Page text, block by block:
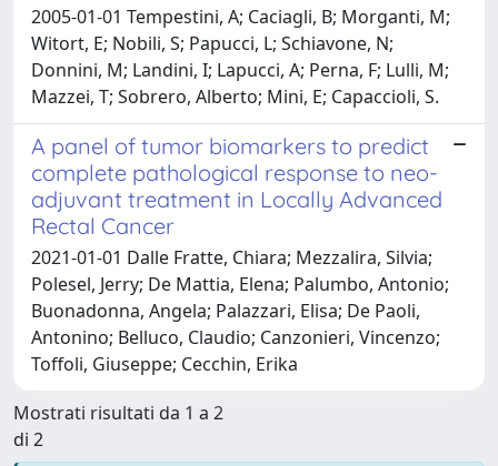
2005-01-01 Tempestini, A; Caciagli, B; Morganti, M;
Witort, E; Nobili, S; Papucci, L; Schiavone, N;
Donnini, M; Landini, I; Lapucci, A; Perna, F; Lulli, M;
Mazzei, T; Sobrero, Alberto; Mini, E; Capaccioli, S.
A panel of tumor biomarkers to predict
complete pathological response to neo-
adjuvant treatment in Locally Advanced
Rectal Cancer
2021-01-01 Dalle Fratte, Chiara; Mezzalira, Silvia;
Polesel, Jerry; De Mattia, Elena; Palumbo, Antonio;
Buonadonna, Angela; Palazzari, Elisa; De Paoli,
Antonino; Belluco, Claudio; Canzonieri, Vincenzo;
Toffoli, Giuseppe; Cecchin, Erika
Mostrati risultati da 1 a 2
di 2